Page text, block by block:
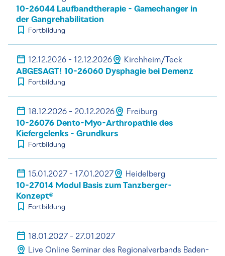
10-26044 Laufbandtherapie - Gamechanger in
der Gangrehabilitation
Fortbildung
12.12.2026 - 12.12.2026 Kirchheim/Teck
ABGESAGT! 10-26060 Dysphagie bei Demenz
Fortbildung
18.12.2026 - 20.12.2026 Freiburg
10-26076 Dento-Myo-Arthropathie des
Kiefergelenks - Grundkurs
Fortbildung
15.01.2027 - 17.01.2027 Heidelberg
10-27014 Modul Basis zum Tanzberger-
Konzept®
Fortbildung
18.01.2027 - 27.01.2027
Live Online Seminar des Regionalverbands Baden-